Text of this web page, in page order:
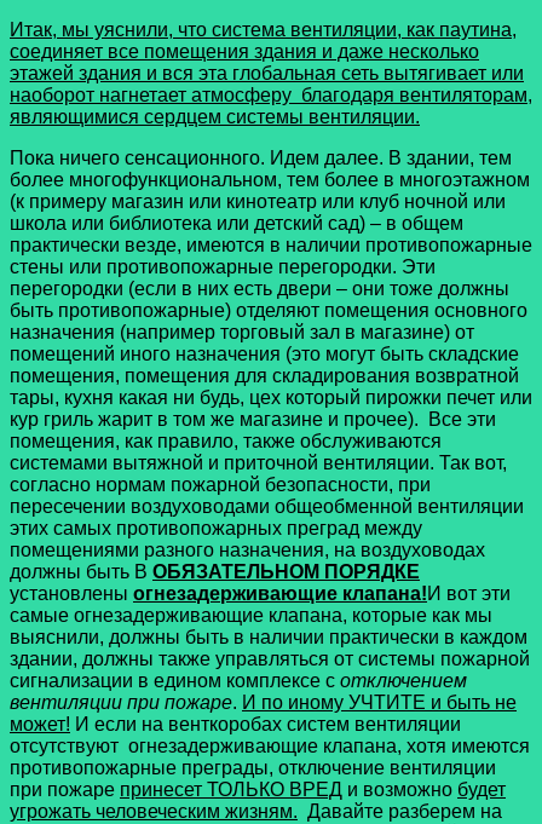
Итак, мы уяснили, что система вентиляции, как паутина,
соединяет все помещения здания и даже несколько
этажей здания и вся эта глобальная сеть вытягивает или
наоборот нагнетает атмосферу благодаря вентиляторам,
являющимися сердцем системы вентиляции.
Пока ничего сенсационного. Идем далее. В здании, тем
более многофункциональном, тем более в многоэтажном
(к примеру магазин или кинотеатр или клуб ночной или
школа или библиотека или детский сад) – в общем
практически везде, имеются в наличии противопожарные
стены или противопожарные перегородки. Эти
перегородки (если в них есть двери – они тоже должны
быть противопожарные) отделяют помещения основного
назначения (например торговый зал в магазине) от
помещений иного назначения (это могут быть складские
помещения, помещения для складирования возвратной
тары, кухня какая ни будь, цех который пирожки печет или
кур гриль жарит в том же магазине и прочее). Все эти
помещения, как правило, также обслуживаются
системами вытяжной и приточной вентиляции. Так вот,
согласно нормам пожарной безопасности, при
пересечении воздуховодами общеобменной вентиляции
этих самых противопожарных преград между
помещениями разного назначения, на воздуховодах
должны быть В ОБЯЗАТЕЛЬНОМ ПОРЯДКЕ
установлены огнезадерживающие клапана!И вот эти
самые огнезадерживающие клапана, которые как мы
выяснили, должны быть в наличии практически в каждом
здании, должны также управляться от системы пожарной
сигнализации в едином комплексе с отключением
вентиляции при пожаре. И по иному УЧТИТЕ и быть не
может! И если на венткоробах систем вентиляции
отсутствуют огнезадерживающие клапана, хотя имеются
противопожарные преграды, отключение вентиляции
при пожаре принесет ТОЛЬКО ВРЕД и возможно будет
угрожать человеческим жизням. Давайте разберем на